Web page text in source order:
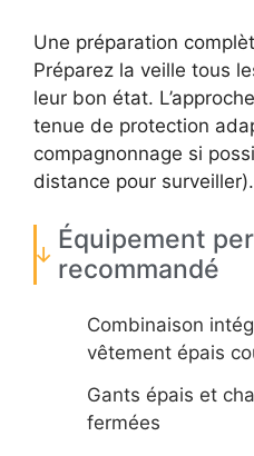
Une préparation
Préparez la veille tous
leur bon état.
tenue de protection
compagnonnage si
distance pour surveiller).
Équipement
recommandé
Combinaison
vêtement épais
Gants épais et
fermées